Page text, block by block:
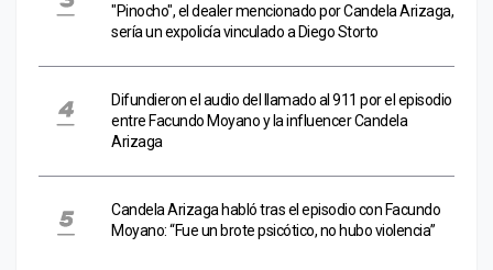
"Pinocho", el dealer mencionado por Candela Arizaga,
sería un expolicía vinculado a Diego Storto
Difundieron el audio del llamado al 911 por el episodio
entre Facundo Moyano y la influencer Candela
Arizaga
Candela Arizaga habló tras el episodio con Facundo
Moyano: “Fue un brote psicótico, no hubo violencia”